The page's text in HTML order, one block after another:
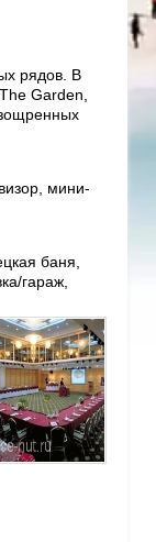
рядов. В
Garden,
мини-
баня,
гараж,